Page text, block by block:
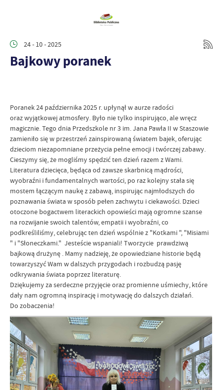
24 - 10 - 2025
Bajkowy poranek
Poranek 24 października 2025 r. upłynął w aurze radości
oraz wyjątkowej atmosfery. Było nie tylko inspirująco, ale wręcz
magicznie. Tego dnia Przedszkole nr 3 im. Jana Pawła II w Staszowie
zamieniło się w przestrzeń zainspirowaną światem bajek, oferując
dzieciom niezapomniane przeżycia pełne emocji i twórczej zabawy.
Cieszymy się, że mogliśmy spędzić ten dzień razem z Wami.
Literatura dziecięca, będąca od zawsze skarbnicą mądrości,
wyobraźni i fundamentalnych wartości, po raz kolejny stała się
mostem łączącym naukę z zabawą, inspirując najmłodszych do
poznawania świata w sposób pełen zachwytu i ciekawości. Dzieci
otoczone bogactwem literackich opowieści mają ogromne szanse
na rozwijanie swoich talentów, empatii i wyobraźni, co
podkreśliliśmy, celebrując ten dzień wspólnie z "Kotkami ", "Misiami
" i "Słoneczkami." Jesteście wspaniali! Tworzycie prawdziwą
bajkową drużynę . Mamy nadzieję, że opowiedziane historie będą
towarzyszyć Wam w dalszych przygodach i rozbudzą pasję
odkrywania świata poprzez literaturę.
Dziękujemy za serdeczne przyjęcie oraz promienne uśmiechy, które
dały nam ogromną inspirację i motywację do dalszych działań.
Do zobaczenia!